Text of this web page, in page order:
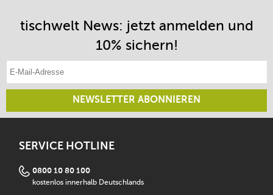
tischwelt News: jetzt anmelden und
10% sichern!
NEWSLETTER ABONNIEREN
SERVICE HOTLINE
0800 10 80 100
kostenlos innerhalb Deutschlands